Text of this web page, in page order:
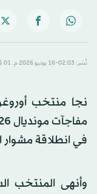
نُشر: 02:03-16 يونيو 2026 م ـ 01 مُحرَّم 1448 هـ
نجا منتخب
في انطلاقة مشوار
وأنهى المنتخب